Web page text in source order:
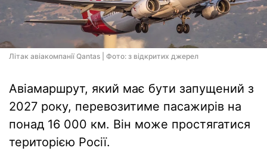
Літак авіакомпанії Qantas | Фото: з відкритих джерел
Авіамаршрут, який має бути запущений з
2027 року, перевозитиме пасажирів на
понад 16 000 км. Він може простягатися
територією Росії.